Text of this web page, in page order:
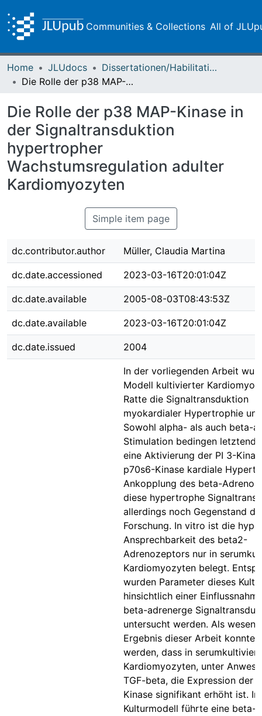
Communities & Collections All of
Home JLUdocs
Dissertationen/Habilitationen
Die Rolle der p38 MAP-Kinase in der Signaltransduktion hypertropher Wachstumsregulation adulter Kardiomyozyten
Die Rolle der p38 MAP-Kinase in
der Signaltransduktion
hypertropher
Wachstumsregulation adulter
Kardiomyozyten
Simple item page
dc.contributor.author Müller, Claudia Martina
dc.date.accessioned 2023-03-16T20:01:04Z
dc.date.available 2005-08-03T08:43:53Z
dc.date.available 2023-03-16T20:01:04Z
dc.date.issued 2004
In der vorliegenden Arbeit
Modell kultivierter
Ratte die Signaltransduktion
myokardialer Hypertrophie
Sowohl alpha- als auch beta-
Stimulation bedingen
eine Aktivierung der PI 3-
p70s6-Kinase kardiale
Ankopplung des beta-
diese hypertrophe
allerdings noch Gegenstand
Forschung. In vitro ist die
Ansprechbarkeit des beta2-
Adrenozeptors nur in
Kardiomyozyten belegt.
wurden Parameter dieses
hinsichtlich einer
beta-adrenerge
untersucht werden. Als
Ergebnis dieser Arbeit konnte
werden, dass in
Kardiomyozyten, unter
TGF-beta, die Expression der
Kinase signifikant erhöht ist.
Kulturmodell führte eine beta-